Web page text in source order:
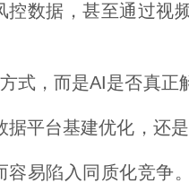
数据，甚至通过视
，而是AI是否真正
平台基建优化，还是
易陷入同质化竞争